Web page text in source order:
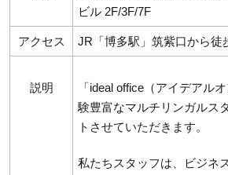
ビル 2F/3F/7F
アクセス JR「博多駅」筑紫口から徒
説明
「ideal office（アイデアル
験豊富なマルチリンガルス
トさせていただきます。
私たちスタッフは、ビジネ